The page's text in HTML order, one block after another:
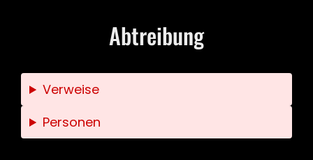
Abtreibung
Verweise
Personen